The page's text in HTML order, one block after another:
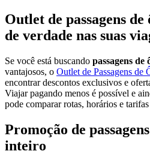
Outlet de passagens
de verdade nas suas
Se você está buscando passagens de
vantajosos, o Outlet de Passagens de
encontrar descontos exclusivos e
Viajar pagando menos é possível e
pode comparar rotas, horários e
Promoção de
inteiro